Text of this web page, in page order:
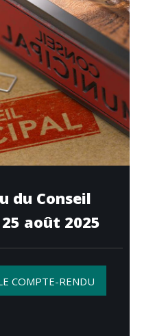
du Conseil
août 2025
COMPTE-RENDU